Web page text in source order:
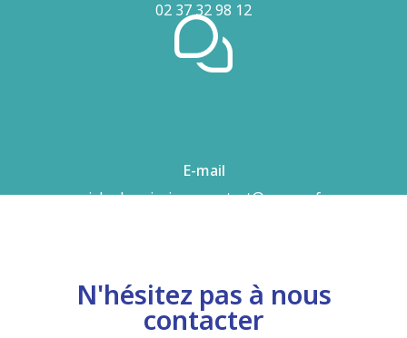
02 37 32 98 12
E-mail
airhydro.piscines-contact@orange.fr
N'hésitez pas à nous
contacter